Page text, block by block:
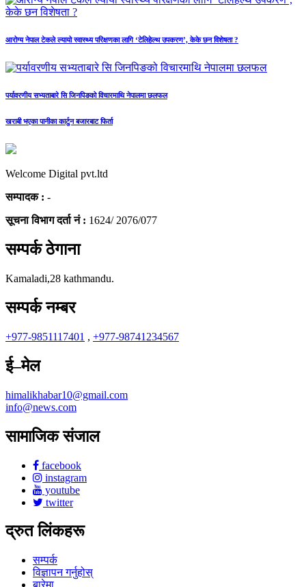
आरोग्य नेपाल टेकले ल्यायो स्वास्थ्य परिक्षणका लागि ‘टेलिहेल्थ उपकरण’, केके छन विशेषता ?
पर्यावरणीय सभ्यताबारे सि जिनपिङको विचारमाथि नेपालमा छलफल
खराबी भएका पानीका कार्टुन बजारबाट फिर्ता
Welcome Digital pvt.ltd
सम्पादक : -
सूचना विभाग दर्ता नं : 1624/ 2076/077
सम्पर्क ठेगाना
Kamaladi,28 kathmandu.
सम्पर्क नम्बर
+977-9851117401 , +977-98741234567
ई–मेल
himalikhabar10@gmail.com
info@news.com
सामाजिक संजाल
facebook
instagram
youtube
twitter
द्रुत लिंकहरू
सम्पर्क
विज्ञापन गर्नुहोस्